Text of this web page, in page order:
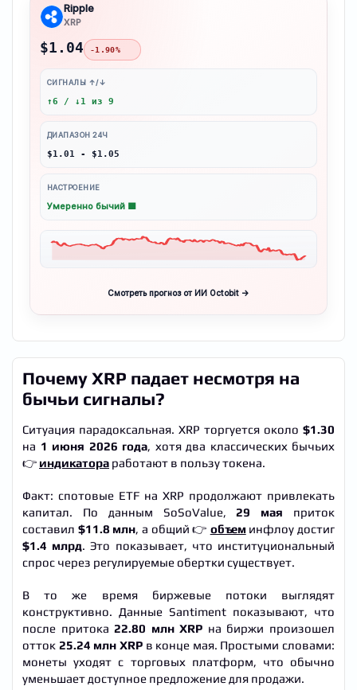
Ripple
XRP
$1.04 -1.90%
СИГНАЛЫ ↑/↓
↑6 / ↓1 из 9
ДИАПАЗОН 24Ч
$1.01 - $1.05
НАСТРОЕНИЕ
Умеренно бычий 🟩
Смотреть прогноз от ИИ Octobit →
Почему XRP падает несмотря на
бычьи сигналы?
Ситуация парадоксальная. XRP торгуется около $1.30
на 1 июня 2026 года, хотя два классических бычьих
👉 индикатора работают в пользу токена.
Факт: спотовые ETF на XRP продолжают привлекать
капитал. По данным SoSoValue,29 мая приток
составил $11.8 млн, а общий 👉 объем инфлоу достиг
$1.4 млрд. Это показывает, что институциональный
спрос через регулируемые обертки существует.
В то же время биржевые потоки выглядят
конструктивно. Данные Santiment показывают, что
после притока22.80 млн XRP на биржи произошел
отток 25.24 млн XRPв конце мая. Простыми словами:
монеты уходят с торговых платформ, что обычно
уменьшает доступное предложение для продажи.